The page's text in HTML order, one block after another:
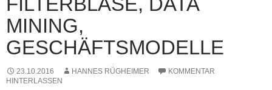
MINING,
GESCHÄFTSMODELLE
23.10.2016 HANNES RÜGHEIMER
KOMMENTAR
HINTERLASSEN